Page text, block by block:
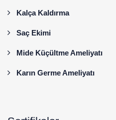
Kalça Kaldırma
Saç Ekimi
Mide Küçültme Ameliyatı
Karın Germe Ameliyatı